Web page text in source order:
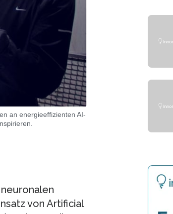
an energieeffizienten AI-
von Artificial